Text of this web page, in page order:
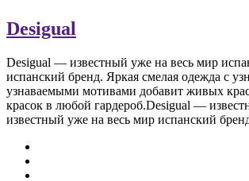
Desigual
Desigual — известный уже на весь мир
испанский бренд. Яркая смелая одежда с
узнаваемыми мотивами добавит живых
красок в любой гардероб.Desigual —
известный уже на весь мир испанский